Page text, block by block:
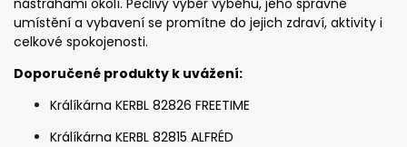
umístění a vybavení se promítne do jejich zdraví, aktivity i
celkové spokojenosti.
Doporučené produkty k uvážení:
Králíkárna KERBL 82826 FREETIME
Králíkárna KERBL 82815 ALFRÉD